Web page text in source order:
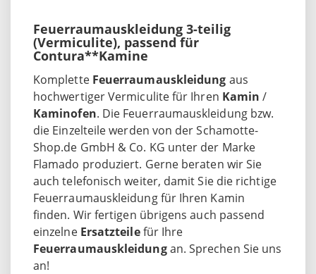
Feuerraumauskleidung 3-teilig
(Vermiculite), passend für
Contura**Kamine
Komplette Feuerraumauskleidung aus
hochwertiger Vermiculite für Ihren Kamin/
Kaminofen. Die Feuerraumauskleidung bzw.
die Einzelteile werden von der Schamotte-
Shop.de GmbH & Co. KG unter der Marke
Flamado produziert. Gerne beraten wir Sie
auch telefonisch weiter, damit Sie die richtige
Feuerraumauskleidung für Ihren Kamin
finden. Wir fertigen übrigens auch passend
einzelne Ersatzteilefür Ihre
Feuerraumauskleidungan. Sprechen Sie uns
an!